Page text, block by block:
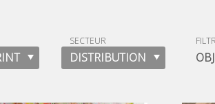
SECTEUR
DISTRIBUTION